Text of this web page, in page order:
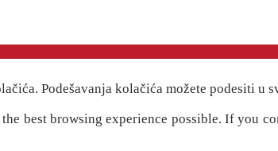
Podešavanja kolačića možete podesiti u
best browsing experience possible. If you